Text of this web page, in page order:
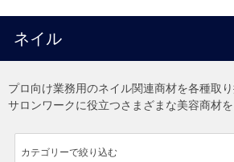
ネイル
プロ向け業務用のネイル関連商材を各種取り
サロンワークに役立つさまざまな美容商材を
カテゴリーで絞り込む